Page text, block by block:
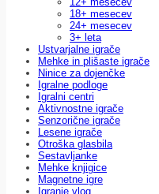
18+ mesecev
24+ mesecev
3+ leta
Ustvarjalne igrače
Mehke in plišaste igrače
Ninice za dojenčke
Igralne podloge
Igralni centri
Aktivnostne igrače
Senzorične igrače
Lesene igrače
Otroška glasbila
Sestavljanke
Mehke knjigice
Magnetne igre
Igranje vlog